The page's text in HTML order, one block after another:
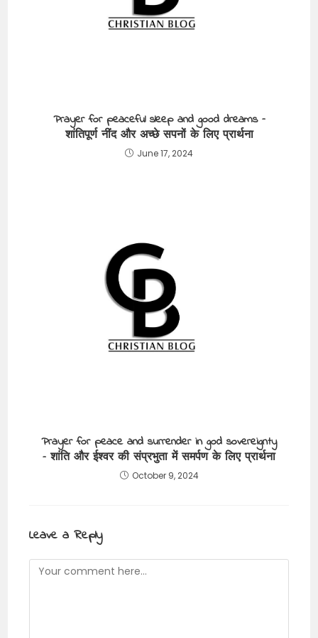
Prayer for peaceful sleep and good dreams –
शांतिपूर्ण नींद और अच्छे सपनों के लिए प्रार्थना
June 17, 2024
Prayer for peace and surrender in god sovereignty
– शांति और ईश्वर की संप्रभुता में समर्पण के लिए प्रार्थना
October 9, 2024
Leave a Reply
Comment